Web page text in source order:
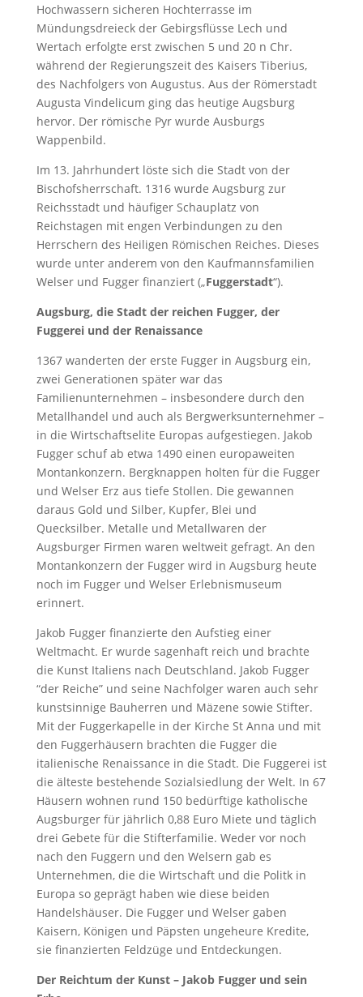
Hochwassern sicheren Hochterrasse im
Mündungsdreieck der Gebirgsflüsse Lech und
Wertach erfolgte erst zwischen 5 und 20 n Chr.
während der Regierungszeit des Kaisers Tiberius,
des Nachfolgers von Augustus. Aus der Römerstadt
Augusta Vindelicum ging das heutige Augsburg
hervor. Der römische Pyr wurde Ausburgs
Wappenbild.
Im 13. Jahrhundert löste sich die Stadt von der
Bischofsherrschaft. 1316 wurde Augsburg zur
Reichsstadt und häufiger Schauplatz von
Reichstagen mit engen Verbindungen zu den
Herrschern des Heiligen Römischen Reiches. Dieses
wurde unter anderem von den Kaufmannsfamilien
Welser und Fugger finanziert („Fuggerstadt“).
Augsburg, die Stadt der reichen Fugger, der
Fuggerei und der Renaissance
1367 wanderten der erste Fugger in Augsburg ein,
zwei Generationen später war das
Familienunternehmen – insbesondere durch den
Metallhandel und auch als Bergwerksunternehmer –
in die Wirtschaftselite Europas aufgestiegen. Jakob
Fugger schuf ab etwa 1490 einen europaweiten
Montankonzern. Bergknappen holten für die Fugger
und Welser Erz aus tiefe Stollen. Die gewannen
daraus Gold und Silber, Kupfer, Blei und
Quecksilber. Metalle und Metallwaren der
Augsburger Firmen waren weltweit gefragt. An den
Montankonzern der Fugger wird in Augsburg heute
noch im Fugger und Welser Erlebnismuseum
erinnert.
Jakob Fugger finanzierte den Aufstieg einer
Weltmacht. Er wurde sagenhaft reich und brachte
die Kunst Italiens nach Deutschland. Jakob Fugger
“der Reiche” und seine Nachfolger waren auch sehr
kunstsinnige Bauherren und Mäzene sowie Stifter.
Mit der Fuggerkapelle in der Kirche St Anna und mit
den Fuggerhäusern brachten die Fugger die
italienische Renaissance in die Stadt. Die Fuggerei ist
die älteste bestehende Sozialsiedlung der Welt. In 67
Häusern wohnen rund 150 bedürftige katholische
Augsburger für jährlich 0,88 Euro Miete und täglich
drei Gebete für die Stifterfamilie. Weder vor noch
nach den Fuggern und den Welsern gab es
Unternehmen, die die Wirtschaft und die Politk in
Europa so geprägt haben wie diese beiden
Handelshäuser. Die Fugger und Welser gaben
Kaisern, Königen und Päpsten ungeheure Kredite,
sie finanzierten Feldzüge und Entdeckungen.
Der Reichtum der Kunst – Jakob Fugger und sein